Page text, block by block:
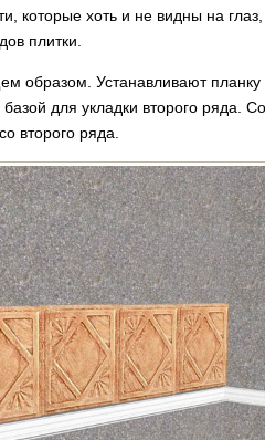
которые хоть и не видны на
плитки.
образом. Устанавливают
для укладки второго ряда.
второго ряда.